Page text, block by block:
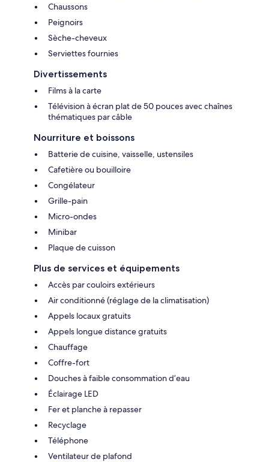
Chaussons
Peignoirs
Sèche-cheveux
Serviettes fournies
Divertissements
Films à la carte
Télévision à écran plat de 50 pouces avec chaînes
thématiques par câble
Nourriture et boissons
Batterie de cuisine, vaisselle, ustensiles
Cafetière ou bouilloire
Congélateur
Grille-pain
Micro-ondes
Minibar
Plaque de cuisson
Plus de services et équipements
Accès par couloirs extérieurs
Air conditionné (réglage de la climatisation)
Appels locaux gratuits
Appels longue distance gratuits
Chauffage
Coffre-fort
Douches à faible consommation d’eau
Éclairage LED
Fer et planche à repasser
Recyclage
Téléphone
Ventilateur de plafond